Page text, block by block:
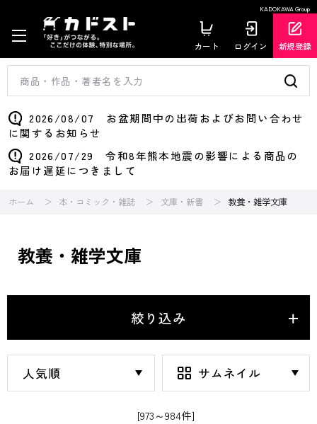
KADOKAWA Group
カート ログイン 新規登録
2026/08/07 お盆期間中の出荷およびお問い合わせ
に関するお知らせ
2026/07/29 令和8年熊本地震の影響による商品の
お届け遅延につきまして
ホーム 本・コミック・雑誌 文庫・新書 教養・雑学文庫
教養・雑学文庫
絞り込み
[973～984件]